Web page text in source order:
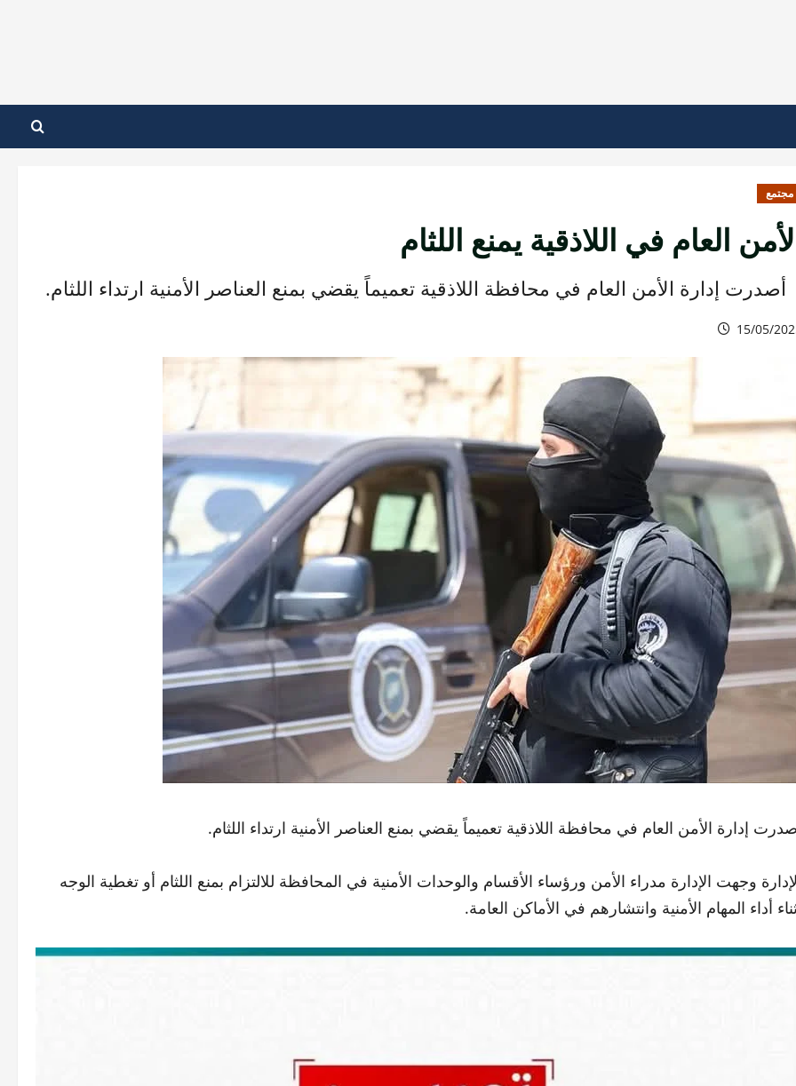
مجتمع
العام في اللاذقية يمنع اللثام
أصدرت إدارة الأمن العام في محافظة اللاذقية تعميماً يقضي بمنع العناصر الأمنية ارتداء اللثام.
15/05/
إدارة الأمن العام في محافظة اللاذقية تعميماً يقضي بمنع العناصر الأمنية ارتداء اللثام.
وجهت الإدارة مدراء الأمن ورؤساء الأقسام والوحدات الأمنية في المحافظة للالتزام بمنع اللثام أو تغطية الوجه
أداء المهام الأمنية وانتشارهم في الأماكن العامة.